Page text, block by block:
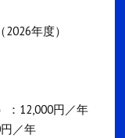
年度）
：12,000円／年
／年